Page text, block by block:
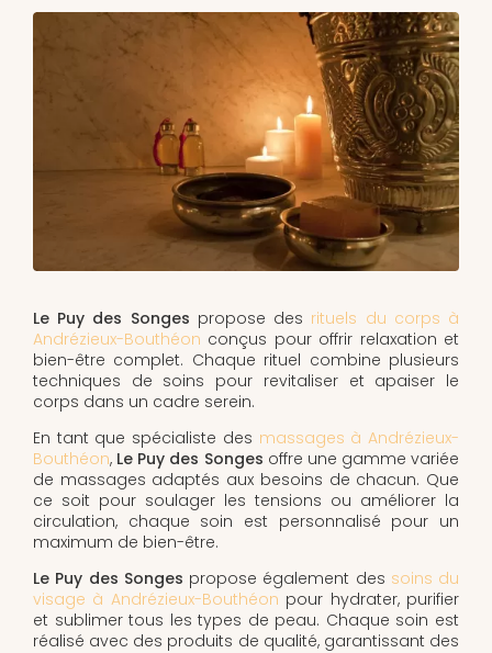
Le Puy des Songes propose des rituels du corps à
Andrézieux-Bouthéon conçus pour offrir relaxation et
bien-être complet. Chaque rituel combine plusieurs
techniques de soins pour revitaliser et apaiser le
corps dans un cadre serein.
En tant que spécialiste des massages à Andrézieux-
Bouthéon, Le Puy des Songes offre une gamme variée
de massages adaptés aux besoins de chacun. Que
ce soit pour soulager les tensions ou améliorer la
circulation, chaque soin est personnalisé pour un
maximum de bien-être.
Le Puy des Songes propose également des soins du
visage à Andrézieux-Bouthéon pour hydrater, purifier
et sublimer tous les types de peau. Chaque soin est
réalisé avec des produits de qualité, garantissant des